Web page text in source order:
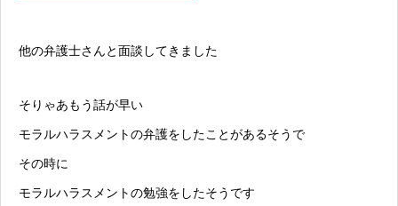
他の弁護士さんと面談してきました
そりゃあもう話が早い
モラルハラスメントの弁護をしたことがあるそうで
その時に
モラルハラスメントの勉強をしたそうです